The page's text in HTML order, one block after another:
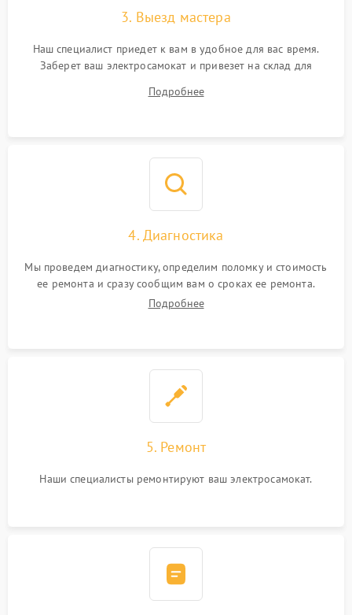
3. Выезд мастера
Наш специалист приедет к вам в удобное для вас время.
Заберет ваш электросамокат и привезет на склад для
Подробнее
4. Диагностика
Мы проведем диагностику, определим поломку и стоимость
ее ремонта и сразу сообщим вам о сроках ее ремонта.
Подробнее
5. Ремонт
Наши специалисты ремонтируют ваш электросамокат.